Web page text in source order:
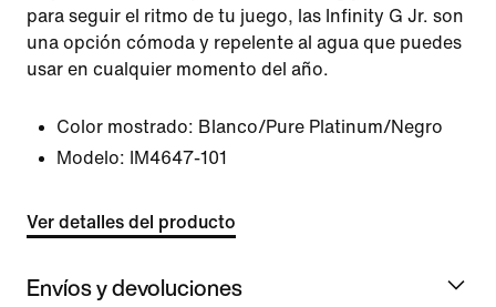
para seguir el ritmo de tu juego, las Infinity G Jr. son
una opción cómoda y repelente al agua que puedes
usar en cualquier momento del año.
Color mostrado: Blanco/Pure Platinum/Negro
Modelo:
IM4647-101
Ver detalles del producto
Envíos y devoluciones